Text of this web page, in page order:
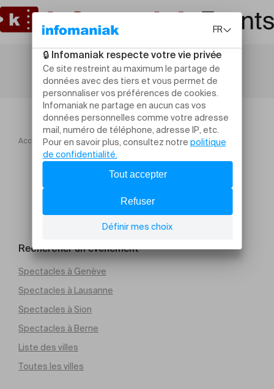
Accueil Conterno Fantino | Les dégustations de la Foire
Rechercher un évènement
Spectacles à Genève
Spectacles à Lausanne
Spectacles à Sion
Spectacles à Berne
Liste des villes
Toutes les villes